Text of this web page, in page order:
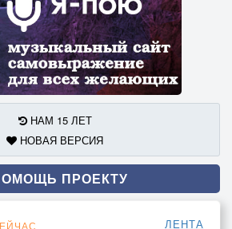
НАМ 15 ЛЕТ
НОВАЯ ВЕРСИЯ
ПРОЕКТУ
ЛЕНТА